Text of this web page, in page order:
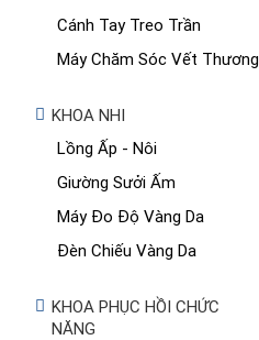
Cánh Tay Treo Trần
Máy Chăm Sóc Vết Thương
KHOA NHI
Lồng Ấp - Nôi
Giường Sưởi Ấm
Máy Đo Độ Vàng Da
Đèn Chiếu Vàng Da
KHOA PHỤC HỒI CHỨC
NĂNG